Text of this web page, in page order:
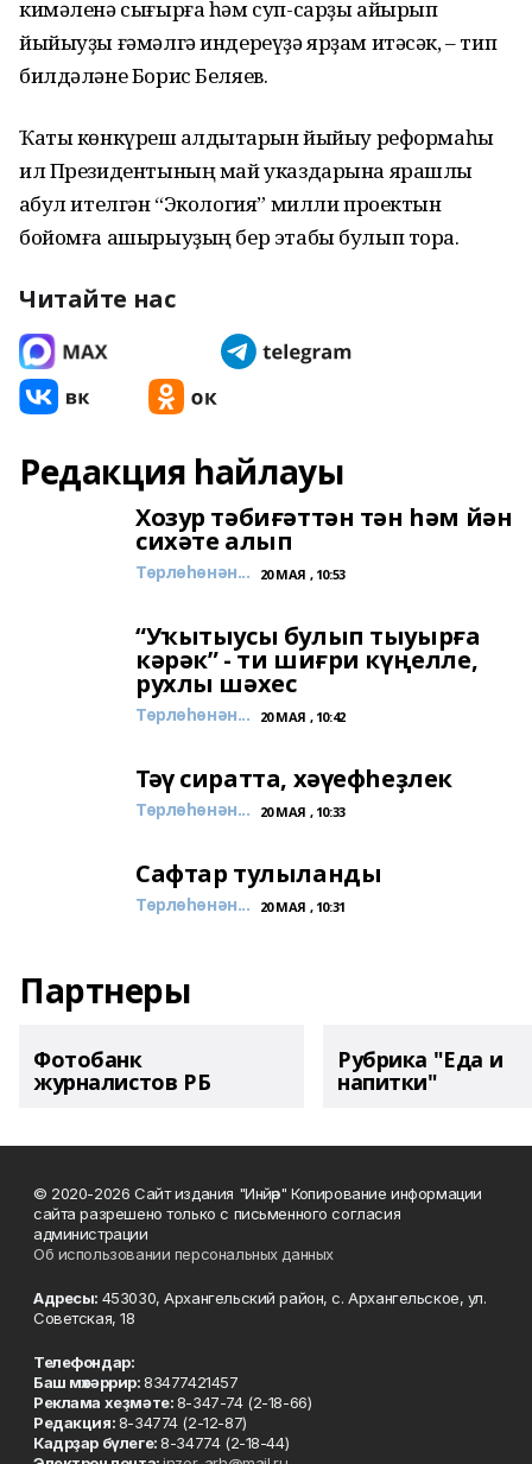
кимәленә сығырға һәм суп-сарҙы айырып
йыйыуҙы ғәмәлгә индереүҙә ярҙам итәсәк, – тип
билдәләне Борис Беляев.
Ҡаты көнкүреш ҡалдыҡтарын йыйыу реформаһы
ил Президентының май указдарына ярашлы
ҡабул ителгән “Экология” милли проектын
бойомға ашырыуҙың бер этабы булып тора.
Читайте нас
Редакция һайлауы
Хозур тәбиғәттән тән һәм йән
сихәте алып
Төрлөһөнән... 20 МАЯ , 10:53
“Уҡытыусы булып тыуырға
кәрәк” - ти шиғри күңелле,
рухлы шәхес
Төрлөһөнән... 20 МАЯ , 10:42
Тәү сиратта, хәүефһеҙлек
Төрлөһөнән... 20 МАЯ , 10:33
Сафтар тулыланды
Төрлөһөнән... 20 МАЯ , 10:31
Партнеры
Фотобанк
журналистов РБ
Рубрика "Еда и
напитки"
© 2020-2026 Сайт издания "Инйәр" Копирование информации
сайта разрешено только с письменного согласия
администрации
Об использовании персональных данных
Адресы: 453030, Архангельский район, с. Архангельское, ул.
Советская, 18
Телефондар:
Баш мөхәррир:83477421457
Реклама хеҙмәте:8-347-74 (2-18-66)
Редакция:8-34774 (2-12-87)
Кадрҙар бүлеге:8-34774 (2-18-44)